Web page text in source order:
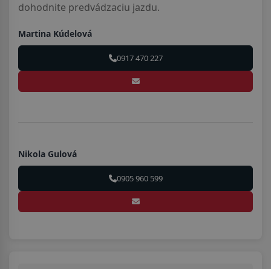
dohodnite predvádzaciu jazdu.
Martina Kúdelová
0917 470 227
Nikola Gulová
0905 960 599